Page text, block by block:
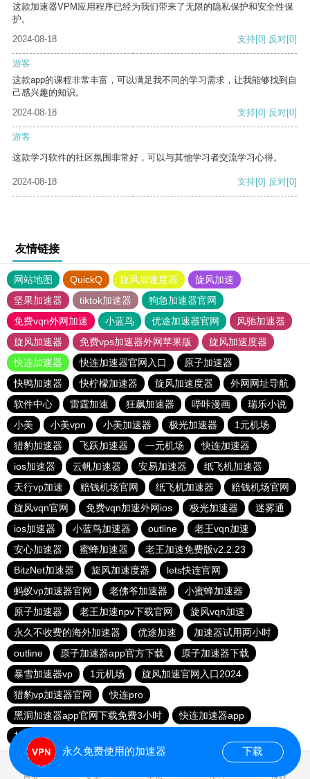
这款加速器VPM应用程序已经为我们带来了无限的隐私保护和安全性保
护。
2024-08-18
支持[0] 反对[0]
游客
这款app的课程非常丰富，可以满足我不同的学习需求，让我能够找到自
己感兴趣的知识。
2024-08-18
支持[0] 反对[0]
游客
这款学习软件的社区氛围非常好，可以与其他学习者交流学习心得。
2024-08-18 支持[0] 反对[0]
友情链接
网站地图 QuickQ 旋风加速度器
旋风加速
坚果加速器
tiktok加速器
狗急加速器官网
免费vqn外网加速
小蓝鸟 优途加速器官网
风驰加速器
旋风加速器
免费vps加速器外网苹果版
旋风加速度器
快连加速器
快连加速器官网入口
原子加速器
快鸭加速器
快柠檬加速器 旋风加速度器
外网网址导航
软件中心
雷霆加速 狂飙加速器 哔咔漫画
瑞乐小说
小美
小美vpn 小美加速器 极光加速器
1元机场
猎豹加速器
飞跃加速器 一元机场
快连加速器
ios加速器
云帆加速器 安易加速器
纸飞机加速器
天行vp加速
赔钱机场官网 纸飞机加速器
赔钱机场官网
旋风vqn官网
免费vqn加速外网ios 极光加速器
迷雾通
ios加速器
小蓝鸟加速器 outline
老王vqn加速
安心加速器
蜜蜂加速器
老王加速免费版v2.2.23
BitzNet加速器
旋风加速度器
lets快连官网
蚂蚁vp加速器官网
老佛爷加速器
小蜜蜂加速器
原子加速器
老王加速npv下载官网
旋风vqn加速
永久不收费的海外加速器
优途加速
加速器试用两小时
outline
原子加速器app官方下载
原子加速器下载
暴雪加速器vp
1元机场
旋风加速官网入口2024
猎豹vp加速器官网
快连pro
黑洞加速器app官网下载免费3小时
快连加速器app
加速器旋风
首页 安卓 苹果 排行 推荐
永久免费使用的加速器 下载
0.023507s